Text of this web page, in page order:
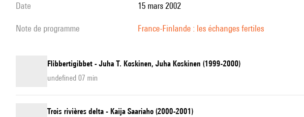
date 15 mars 2002
note de programme France-Finlande : les échanges fertiles
Flibbertigibbet - Juha T. Koskinen, Juha Koskinen (1999-2000)
undefined 07 min
Trois rivières delta - Kaija Saariaho (2000-2001)